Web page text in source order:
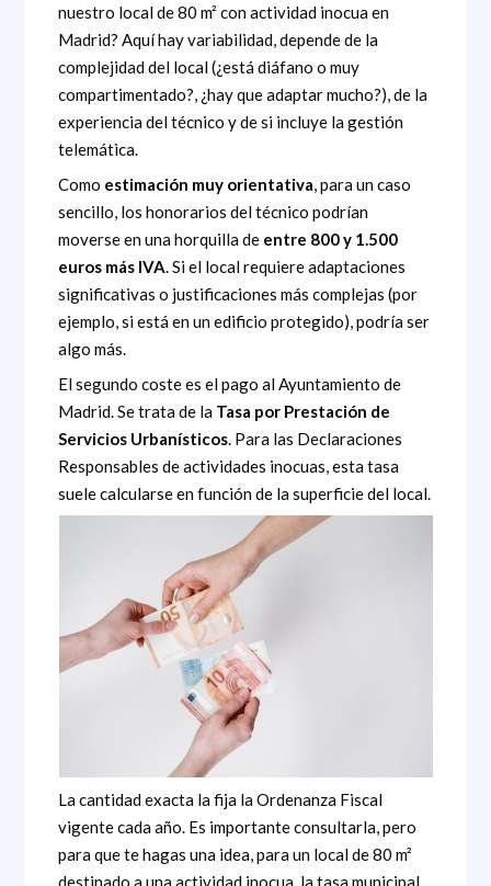
nuestro local de 80 m² con actividad inocua en
Madrid? Aquí hay variabilidad, depende de la
complejidad del local (¿está diáfano o muy
compartimentado?, ¿hay que adaptar mucho?), de la
experiencia del técnico y de si incluye la gestión
telemática.
Como estimación muy orientativa, para un caso
sencillo, los honorarios del técnico podrían
moverse en una horquilla de entre 800 y 1.500
euros más IVA. Si el local requiere adaptaciones
significativas o justificaciones más complejas (por
ejemplo, si está en un edificio protegido), podría ser
algo más.
El segundo coste es el pago al Ayuntamiento de
Madrid. Se trata de la Tasa por Prestación de
Servicios Urbanísticos. Para las Declaraciones
Responsables de actividades inocuas, esta tasa
suele calcularse en función de la superficie del local.
La cantidad exacta la fija la Ordenanza Fiscal
vigente cada año. Es importante consultarla, pero
para que te hagas una idea, para un local de 80 m²
destinado a una actividad inocua, la tasa municipal